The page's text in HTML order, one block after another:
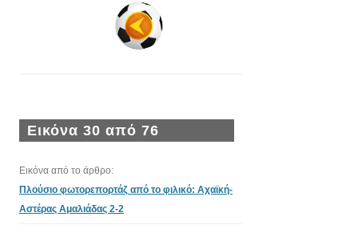
Εικόνα 30 από 76
Εικόνα από το άρθρο:
Πλούσιο φωτορεπορτάζ από το φιλικό: Αχαϊκή-
Αστέρας Αμαλιάδας 2-2